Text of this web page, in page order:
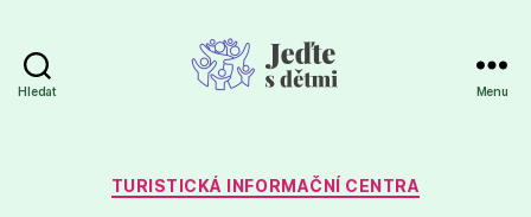
Hledat Menu
Rubriky
TURISTICKÁ INFORMAČNÍ CENTRA